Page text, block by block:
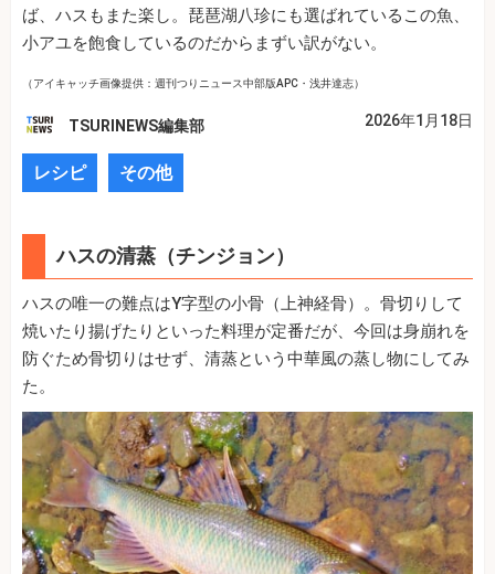
ば、ハスもまた楽し。琵琶湖八珍にも選ばれているこの魚、
小アユを飽食しているのだからまずい訳がない。
（アイキャッチ画像提供：週刊つりニュース中部版APC・浅井達志）
TSURINEWS編集部 2026年1月18日
レシピ その他
ハスの清蒸（チンジョン）
ハスの唯一の難点はY字型の小骨（上神経骨）。骨切りして
焼いたり揚げたりといった料理が定番だが、今回は身崩れを
防ぐため骨切りはせず、清蒸という中華風の蒸し物にしてみ
た。